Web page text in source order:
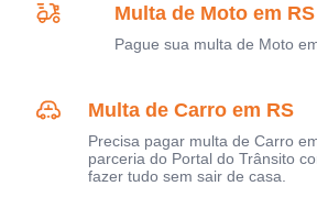
Multa de Moto em RS
Pague sua multa de Moto
Multa de Carro em RS
Precisa pagar multa de Carro
parceria do Portal do Trânsito
fazer tudo sem sair de casa.